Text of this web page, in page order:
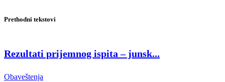
Prethodni tekstovi
Rezultati prijemnog ispita – junsk...
Obaveštenja